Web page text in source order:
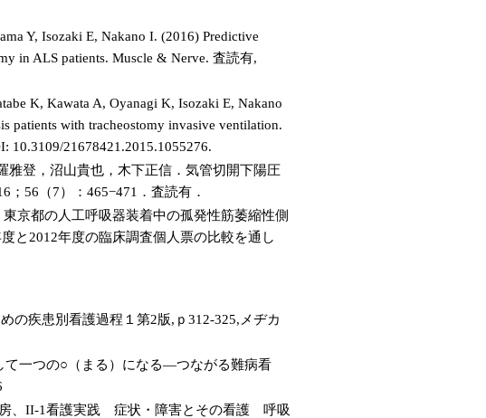
Y, Isozaki E, Nakano I. (2016) Predictive
in ALS patients. Muscle & Nerve. 査読有,
K, Kawata A, Oyanagi K, Isozaki E, Nakano
patients with tracheostomy invasive ventilation.
10.3109/21678421.2015.1055276.
雅登，沼山貴也，木下正信．気管切開下陽圧
56（7）：465−471．査読有．
京都の人工呼吸器装着中の孤発性筋萎縮性側
と2012年度の臨床調査個人票の比較を通し
の疾患別看護過程１第2版,ｐ312-325,メヂカ
一つの○（まる）になる―つながる難病看
房、II-1看護実践 症状・障害とその看護 呼吸